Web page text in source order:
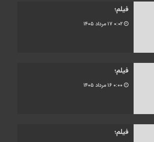
فیلم؛
۱۷ مرداد ۱۴۰۵
فیلم؛
۱۶ مرداد ۱۴۰۵
فیلم؛